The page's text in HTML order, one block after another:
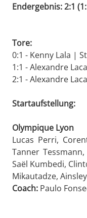
Endergebnis: 2:1
Tore:
0:1 - Kenny Lala |
1:1 - Alexandre
2:1 - Alexandre
Startaufstellung:
Olympique Lyon
Lucas Perri,
Tanner
Saël Kumbedi,
Mikautadze,
Coach: Paulo